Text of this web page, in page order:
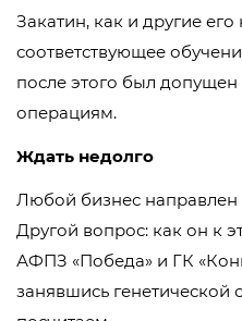
Закатин, как и другие
соответствующее
после этого был
операциям.
Ждать недолго
Любой бизнес
Другой вопрос: как он к
АФПЗ «Победа» и ГК
занявшись генетической